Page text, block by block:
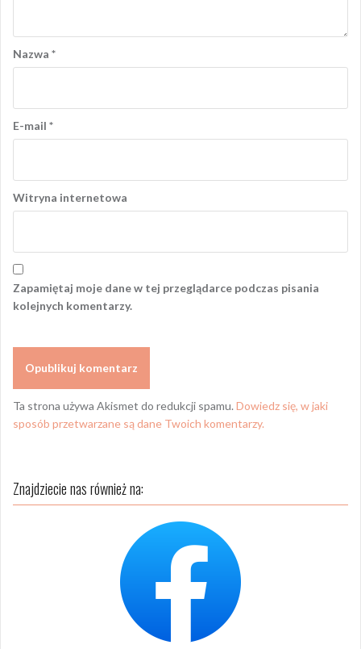
Nazwa *
E-mail *
Witryna internetowa
Zapamiętaj moje dane w tej przeglądarce podczas pisania
kolejnych komentarzy.
Ta strona używa Akismet do redukcji spamu. Dowiedz się, w jaki
sposób przetwarzane są dane Twoich komentarzy.
Znajdziecie nas również na: